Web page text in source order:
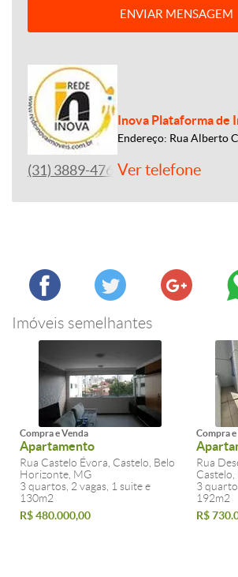
ENVIAR MENSAGEM
Inova Plataforma de
Endereço: Rua Alberto
(31) 3889-4765Ver telefone
Imóveis semelhantes
Compra e Venda
Apartamento
Rua Castelo Évora, Castelo, Belo
Horizonte, MG
3 quartos, 2 vagas, 1 suite e
130m2
R$ 480.000,00
Compra
Rua
3
192m2
R$